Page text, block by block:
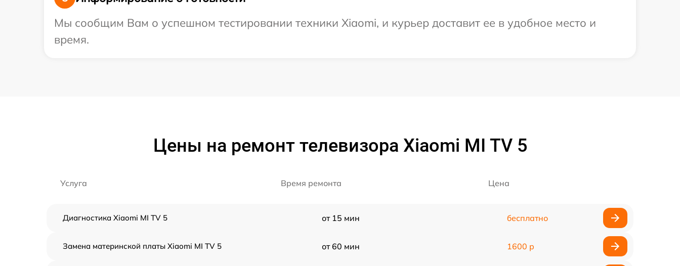
Мы сообщим Вам о успешном тестировании техники Xiaomi, и курьер доставит ее в удобное место и
время.
Цены на ремонт телевизора Xiaomi MI TV 5
Услуга Время ремонта Цена
Диагностика Xiaomi MI TV 5 от 15 мин бесплатно
Замена материнской платы Xiaomi MI TV 5 от 60 мин 1600 р